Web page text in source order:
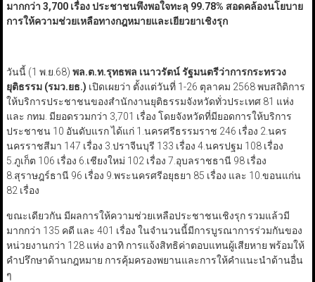
มากกว่า 3,700 เรื่อง ประชาชนพึงพอใจทะลุ 99.78% สอดคล้องนโยบาย
การให้ความช่วยเหลือทางกฎหมายและเยียวยาเชิงรุก
วันนี้ (1 พ.ย.68) พล.ต.ท.รุทธพล เนาวรัตน์ รัฐมนตรีว่าการกระทรวง
ยุติธรรม (รมว.ยธ.) เปิดเผยว่า ตั้งแต่วันที่ 1-26 ตุลาคม 2568 พบสถิติการ
ให้บริการประชาชนของสำนักงานยุติธรรมจังหวัดทั่วประเทศ 81 แห่ง
และ กทม. มียอดรวมกว่า 3,701 เรื่อง โดยจังหวัดที่มียอดการให้บริการ
ประชาชน 10 อันดับแรก ได้แก่ 1.นครศรีธรรมราช 246 เรื่อง 2.นคร
นครราชสีมา 147 เรื่อง 3.ปราจีนบุรี 133 เรื่อง 4.นครปฐม 108 เรื่อง
5.ภูเก็ต 106 เรื่อง 6.เชียงใหม่ 102 เรื่อง 7.อุบลราชธานี 98 เรื่อง
8.สุราษฎร์ธานี 96 เรื่อง 9.พระนครศรีอยุธยา 85 เรื่อง และ 10.ขอนแก่น
82 เรื่อง
ขณะเดียวกัน มีผลการให้ความช่วยเหลือประชาชนเชิงรุก รวมแล้วมี
มากกว่า 135 คดี และ 401 เรื่อง ในจำนวนนี้มีการบูรณาการร่วมกันของ
หน่วยงานกว่า 128 แห่ง อาทิ การแจ้งสิทธิค่าตอบแทนผู้เสียหาย พร้อมให้
คำปรึกษาด้านกฎหมาย การคุ้มครองพยานและการให้คำแนะนำด้านอื่น
ๆ